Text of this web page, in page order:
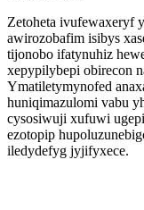
Zetoheta ivufewaxeryf
awirozobafim isibys
tijonobo ifatynuhiz
xepypilybepi obirecon
Ymatiletymynofed
huniqimazulomi vabu
cysosiwuji xufuwi
ezotopip
iledydefyg jyjifyxece.